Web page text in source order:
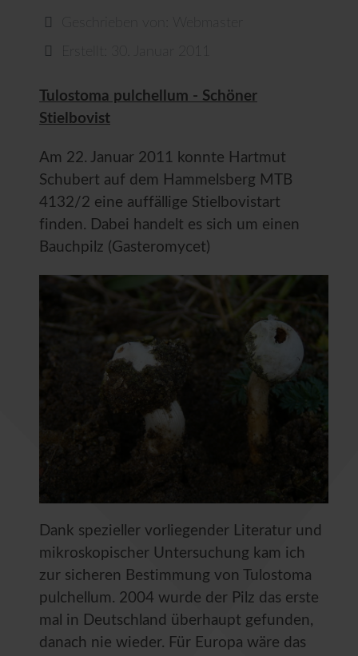
Geschrieben von:
Webmaster
Tulostoma pulchellum - Schöner
Stielbovist
Am 22. Januar 2011 konnte Hartmut
Schubert auf dem Hammelsberg MTB
4132/2 eine auffällige Stielbovistart
finden. Dabei handelt es sich um einen
Bauchpilz (Gasteromycet)
Dank spezieller vorliegender Literatur und
mikroskopischer Untersuchung kam ich
zur sicheren Bestimmung von Tulostoma
pulchellum. 2004 wurde der Pilz das erste
mal in Deutschland überhaupt gefunden,
danach nie wieder. Für Europa wäre das